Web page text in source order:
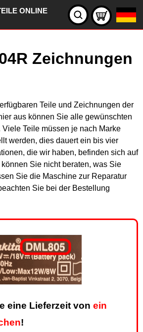
ONLINE
Zeichnungen
Teile und Zeichnungen der
aus können Sie alle gewünschten
Teile müssen je nach Marke
werden, dies dauert ein bis vier
die wir haben, befinden sich auf
Sie nicht beraten, was Sie
Sie die Maschine zur Reparatur
Sie bei der Bestellung
eine Lieferzeit von ein
!